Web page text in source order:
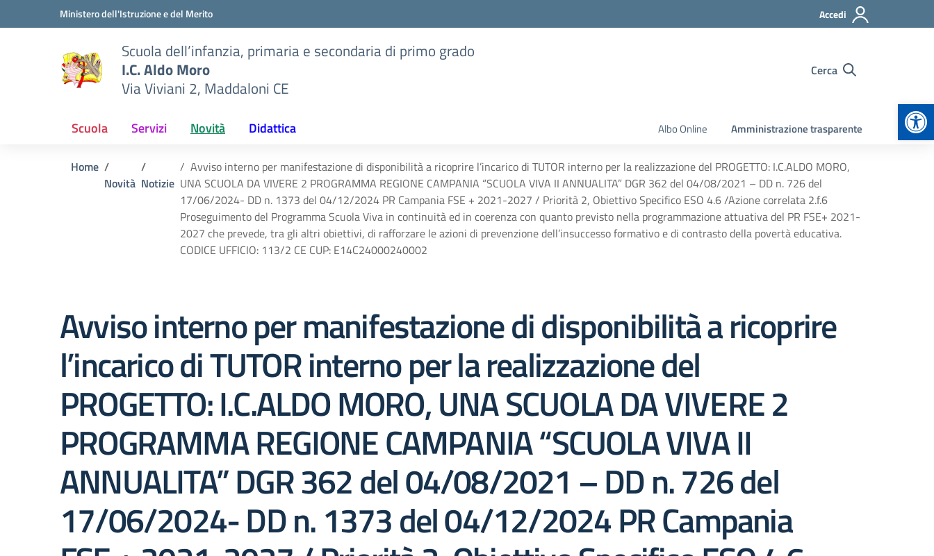
Vai ai contenuti
Vai al menu di navigazioneMinistero dell'Istruzione e del Merito Accedi
Scuola dell’infanzia, primaria e secondaria di primo grado
I.C. Aldo Moro
Via Viviani 2, Maddaloni CE
Cerca
Scuola Servizi Novità Didattica Albo Online Amministrazione trasparente
Home
Novità Notizie
Avviso interno per manifestazione di disponibilità a ricoprire l’incarico di TUTOR interno per la realizzazione del PROGETTO: I.C.ALDO MORO,
UNA SCUOLA DA VIVERE 2 PROGRAMMA REGIONE CAMPANIA “SCUOLA VIVA II ANNUALITA” DGR 362 del 04/08/2021 – DD n. 726 del
17/06/2024- DD n. 1373 del 04/12/2024 PR Campania FSE + 2021-2027 / Priorità 2, Obiettivo Specifico ESO 4.6 /Azione correlata 2.f.6
Proseguimento del Programma Scuola Viva in continuità ed in coerenza con quanto previsto nella programmazione attuativa del PR FSE+ 2021-
2027 che prevede, tra gli altri obiettivi, di rafforzare le azioni di prevenzione dell’insuccesso formativo e di contrasto della povertà educativa.
CODICE UFFICIO: 113/2 CE CUP: E14C24000240002
Avviso interno per manifestazione di disponibilità a ricoprire
l’incarico di TUTOR interno per la realizzazione del
PROGETTO: I.C.ALDO MORO, UNA SCUOLA DA VIVERE 2
PROGRAMMA REGIONE CAMPANIA “SCUOLA VIVA II
ANNUALITA” DGR 362 del 04/08/2021 – DD n. 726 del
17/06/2024- DD n. 1373 del 04/12/2024 PR Campania